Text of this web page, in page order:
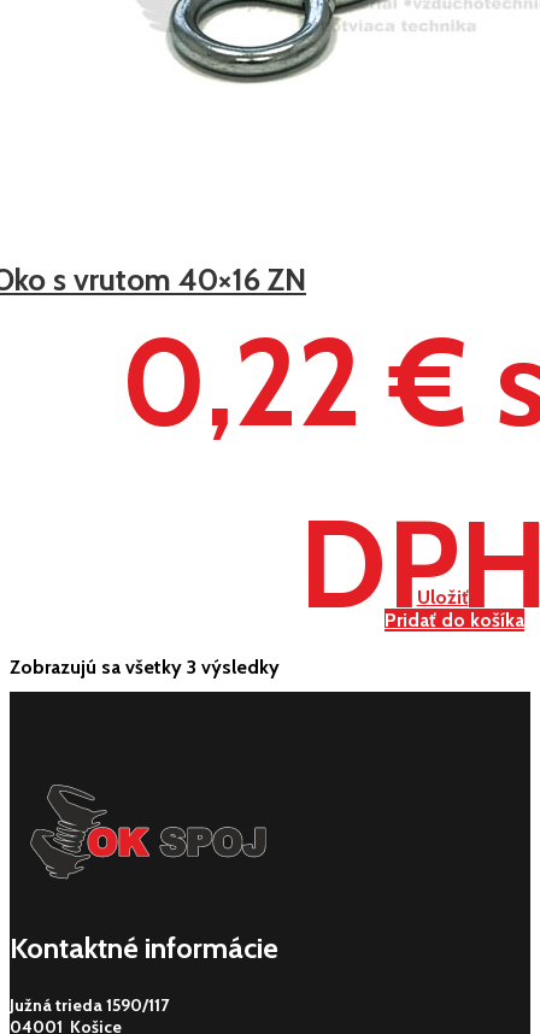
Uložiť
Pridať do košíka
s vrutom 40×16 ZN
0,22 €
Zobrazujú sa všetky 3 výsledky
Kontaktné informácie
Južná trieda 1590/117
04001 Košice